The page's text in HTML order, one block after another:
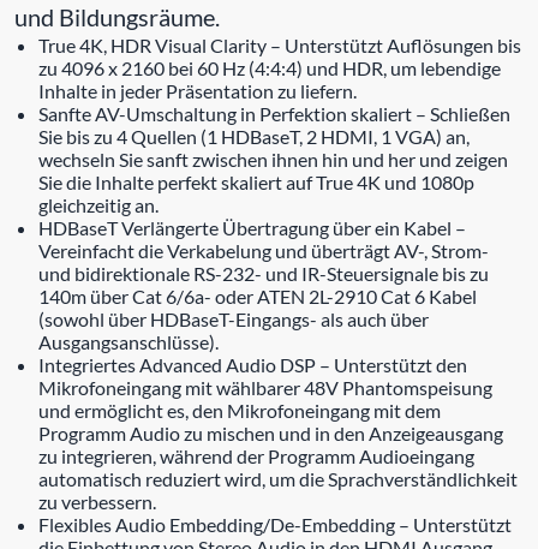
und Bildungsräume.
True 4K, HDR Visual Clarity – Unterstützt Auflösungen bis
zu 4096 x 2160 bei 60 Hz (4:4:4) und HDR, um lebendige
Inhalte in jeder Präsentation zu liefern.
Sanfte AV-Umschaltung in Perfektion skaliert – Schließen
Sie bis zu 4 Quellen (1 HDBaseT, 2 HDMI, 1 VGA) an,
wechseln Sie sanft zwischen ihnen hin und her und zeigen
Sie die Inhalte perfekt skaliert auf True 4K und 1080p
gleichzeitig an.
HDBaseT Verlängerte Übertragung über ein Kabel –
Vereinfacht die Verkabelung und überträgt AV-, Strom-
und bidirektionale RS-232- und IR-Steuersignale bis zu
140m über Cat 6/6a- oder ATEN 2L-2910 Cat 6 Kabel
(sowohl über HDBaseT-Eingangs- als auch über
Ausgangsanschlüsse).
Integriertes Advanced Audio DSP – Unterstützt den
Mikrofoneingang mit wählbarer 48V Phantomspeisung
und ermöglicht es, den Mikrofoneingang mit dem
Programm Audio zu mischen und in den Anzeigeausgang
zu integrieren, während der Programm Audioeingang
automatisch reduziert wird, um die Sprachverständlichkeit
zu verbessern.
Flexibles Audio Embedding/De-Embedding – Unterstützt